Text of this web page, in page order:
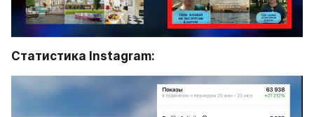
Статистика Instagram: